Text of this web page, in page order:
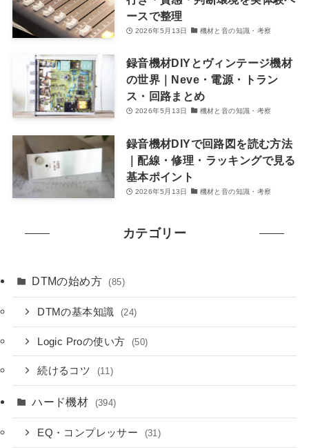
ースで整理
2026年5月13日 機材と音の知識・考察
録音機材DIYとヴィンテージ機材
の世界｜Neve・電源・トラン
ス・回路まとめ
2026年5月13日 機材と音の知識・考察
録音機材DIYで回路図を読む方法
｜配線・修理・ラッキングで見る
基本ポイント
2026年5月13日 機材と音の知識・考察
カテゴリー
DTMの始め方 (85)
DTMの基本知識 (24)
Logic Proの使い方 (50)
続けるコツ (11)
ハード機材 (394)
EQ・コンプレッサー (31)